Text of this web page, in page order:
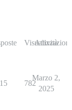
Visualizzazioni
Attività
15 782
Marzo 2,
2025